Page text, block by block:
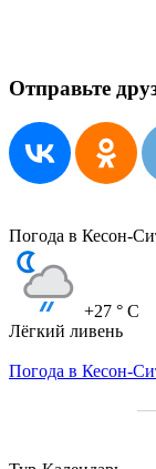
Отправьте
Погода в Кесон-
+27 ° C
Лёгкий ливень
Погода в Кесон-